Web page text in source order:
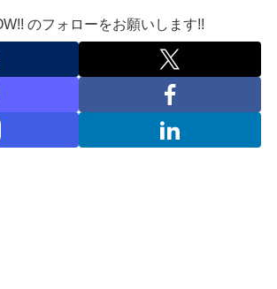
のフォローをお願いします!!